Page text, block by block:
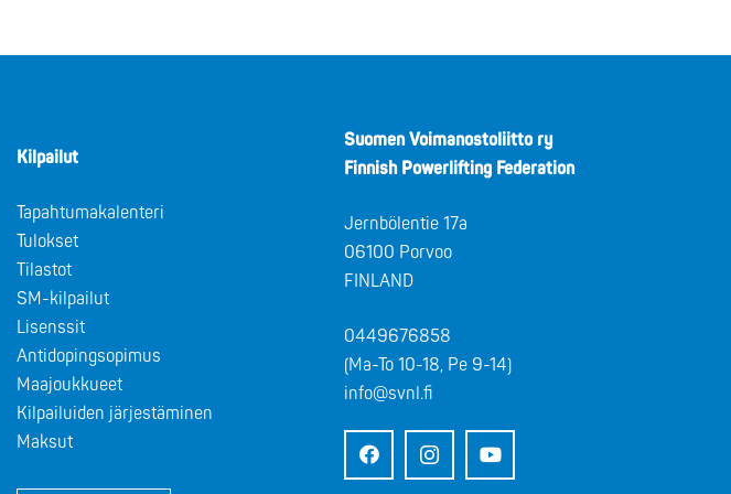
Kilpailut
Tapahtumakalenteri
Tulokset
Tilastot
SM-kilpailut
Lisenssit
Antidopingsopimus
Maajoukkueet
Kilpailuiden järjestäminen
Maksut
Suomen Voimanostoliitto ry
Finnish Powerlifting Federation
Jernbölentie 17a
06100 Porvoo
FINLAND
0449676858
(Ma-To 10-18, Pe 9-14)
info@svnl.fi